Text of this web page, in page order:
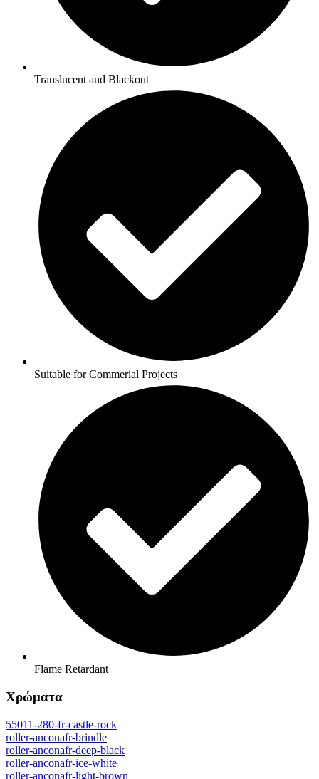
Translucent and Blackout
Suitable for Commerial Projects
Flame Retardant
Χρώματα
55011-280-fr-castle-rock
roller-anconafr-brindle
roller-anconafr-deep-black
roller-anconafr-ice-white
roller-anconafr-light-brown